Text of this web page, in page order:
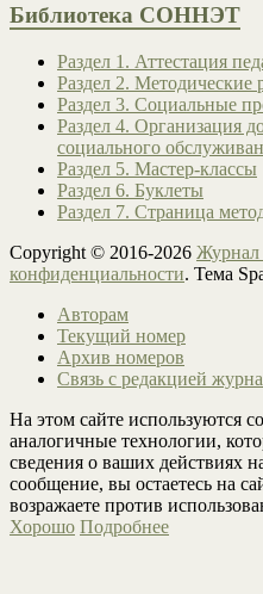
Библиотека СОННЭТ
Раздел 1. Аттестация
Раздел 2. Методические
Раздел 3. Социальные
Раздел 4. Организация
социального
Раздел 5. Мастер-классы
Раздел 6. Буклеты
Раздел 7. Страница
Copyright © 2016-2026
конфиденциальности. Тема
Авторам
Текущий номер
Архив номеров
Связь с редакцией
На этом сайте используются
аналогичные технологии,
сведения о ваших действиях
сообщение, вы остаетесь на
возражаете против
Хорошо Подробнее